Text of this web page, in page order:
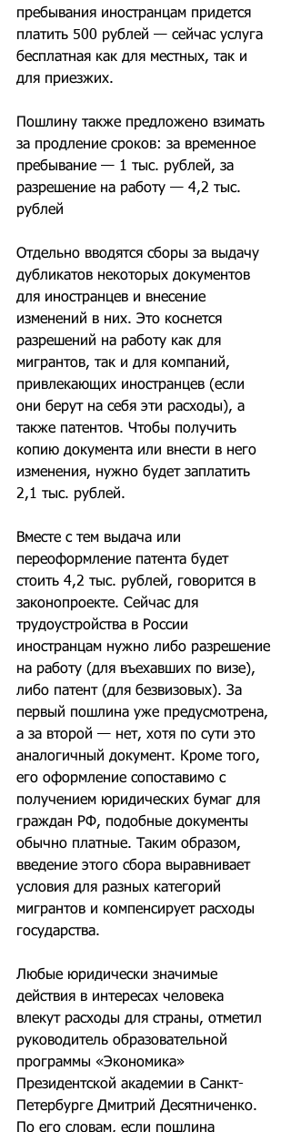
пребывания иностранцам придется
платить 500 рублей — сейчас услуга
бесплатная как для местных, так и
для приезжих.
Пошлину также предложено взимать
за продление сроков: за временное
пребывание — 1 тыс. рублей, за
разрешение на работу — 4,2 тыс.
рублей
Отдельно вводятся сборы за выдачу
дубликатов некоторых документов
для иностранцев и внесение
изменений в них. Это коснется
разрешений на работу как для
мигрантов, так и для компаний,
привлекающих иностранцев (если
они берут на себя эти расходы), а
также патентов. Чтобы получить
копию документа или внести в него
изменения, нужно будет заплатить
2,1 тыс. рублей.
Вместе с тем выдача или
переоформление патента будет
стоить 4,2 тыс. рублей, говорится в
законопроекте. Сейчас для
трудоустройства в России
иностранцам нужно либо разрешение
на работу (для въехавших по визе),
либо патент (для безвизовых). За
первый пошлина уже предусмотрена,
а за второй — нет, хотя по сути это
аналогичный документ. Кроме того,
его оформление сопоставимо с
получением юридических бумаг для
граждан РФ, подобные документы
обычно платные. Таким образом,
введение этого сбора выравнивает
условия для разных категорий
мигрантов и компенсирует расходы
государства.
Любые юридически значимые
действия в интересах человека
влекут расходы для страны, отметил
руководитель образовательной
программы «Экономика»
Президентской академии в Санкт-
Петербурге Дмитрий Десятниченко.
По его словам, если пошлина